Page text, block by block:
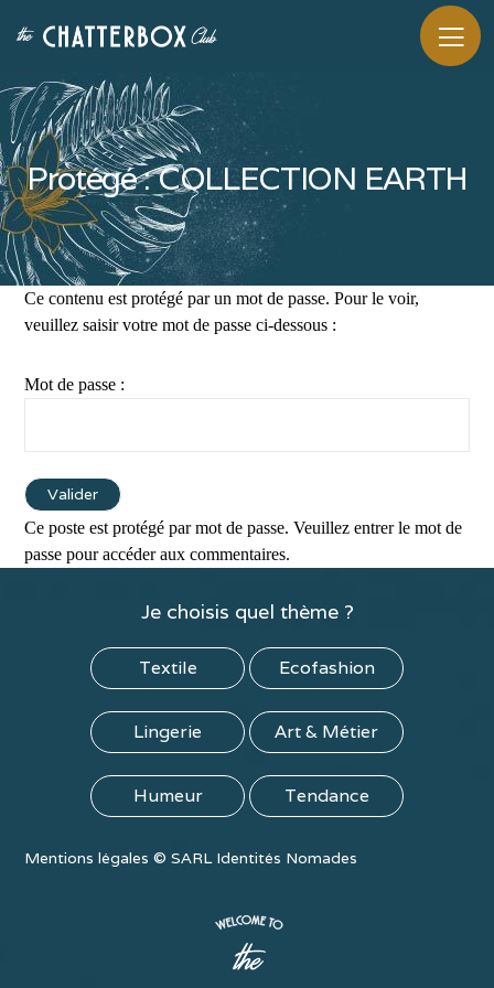
Protégé : COLLECTION EARTH
Ce contenu est protégé par un mot de passe. Pour le voir,
veuillez saisir votre mot de passe ci-dessous :
Mot de passe :
Ce poste est protégé par mot de passe. Veuillez entrer le mot de
passe pour accéder aux commentaires.
Je choisis quel thème ?
Textile Ecofashion
Lingerie Art & Métier
Humeur Tendance
Mentions légales ©SARL Identités Nomades